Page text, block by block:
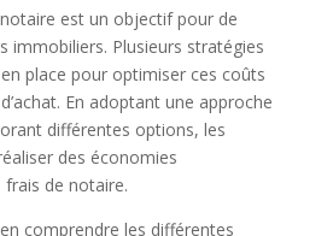
est un objectif pour de
immobiliers. Plusieurs stratégies
place pour optimiser ces coûts
En adoptant une approche
différentes options, les
des économies
frais de notaire.
comprendre les différentes